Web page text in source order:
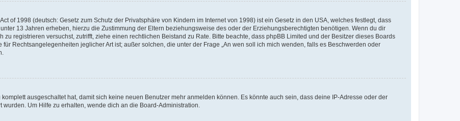
of 1998 (deutsch: Gesetz zum Schutz der Privatsphäre von Kindern im Internet von 1998) ist ein Gesetz in den USA, welches festlegt, dass
13 Jahren erheben, hierzu die Zustimmung der Eltern beziehungsweise des oder der Erziehungsberechtigten benötigen. Wenn du dir
registrieren versuchst, zutrifft, ziehe einen rechtlichen Beistand zu Rate. Bitte beachte, dass phpBB Limited und der Besitzer dieses Boards
Rechtsangelegenheiten jeglicher Art ist; außer solchen, die unter der Frage „An wen soll ich mich wenden, falls es Beschwerden oder
ausgeschaltet hat, damit sich keine neuen Benutzer mehr anmelden können. Es könnte auch sein, dass deine IP-Adresse oder der
Um Hilfe zu erhalten, wende dich an die Board-Administration.